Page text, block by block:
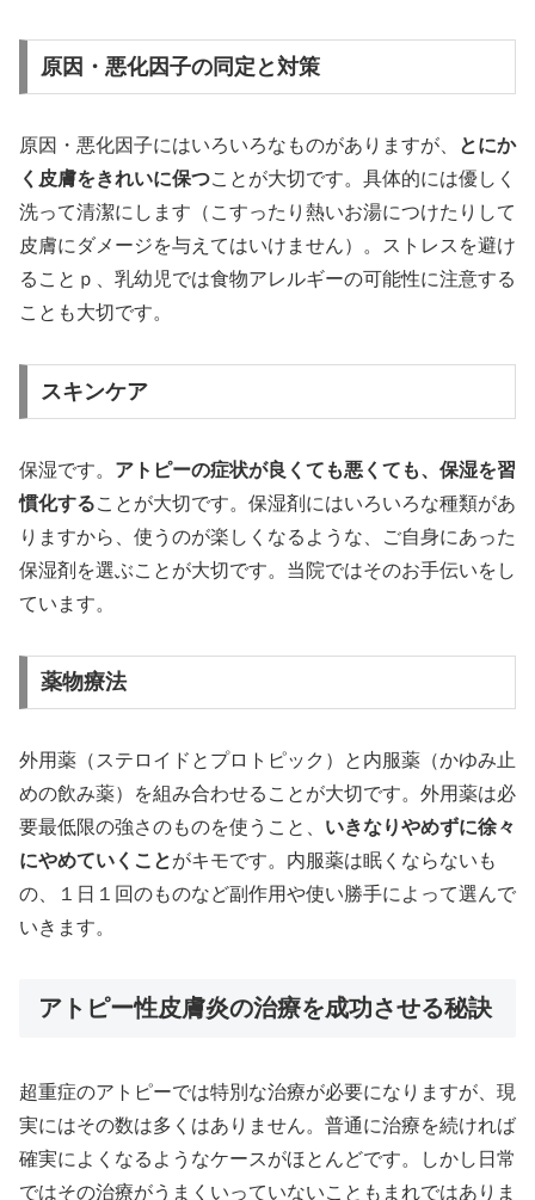
原因・悪化因子の同定と対策
原因・悪化因子にはいろいろなものがありますが、
とにか
く皮膚をきれいに保つことが大切です。具体的には優しく
洗って清潔にします（こすったり熱いお湯につけたりして
皮膚にダメージを与えてはいけません）。ストレスを避け
ることｐ、乳幼児では食物アレルギーの可能性に注意する
ことも大切です。
スキンケア
保湿です。 アトピーの症状が良くても悪くても、保湿を習
慣化することが大切です。保湿剤にはいろいろな種類があ
りますから、使うのが楽しくなるような、ご自身にあった
保湿剤を選ぶことが大切です。当院ではそのお手伝いをし
ています。
薬物療法
外用薬（ステロイドとプロトピック）と内服薬（かゆみ止
めの飲み薬）を組み合わせることが大切です。外用薬は必
要最低限の強さのものを使うこと、 いきなりやめずに徐々
にやめていくことがキモです。内服薬は眠くならないも
の、１日１回のものなど副作用や使い勝手によって選んで
いきます。
アトピー性皮膚炎の治療を成功させる秘訣
超重症のアトピーでは特別な治療が必要になりますが、現
実にはその数は多くはありません。普通に治療を続ければ
確実によくなるようなケースがほとんどです。しかし日常
ではその治療がうまくいっていないこともまれではありま